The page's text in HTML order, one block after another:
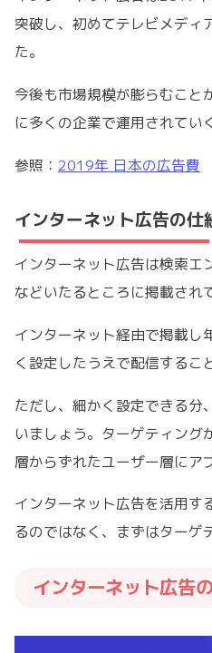
突破し、初めてテレビメディ
た。
今後も市場規模が膨らむこと
に多くの企業で運用されてい
参照： 2019年 日本の広告費
インターネット広告の仕
インターネット広告は検索エ
などいたるところに掲載され
インターネット経由で掲載し
く設定したうえで配信するこ
ただし、細かく設定できる分
いましょう。ターゲティング
層からずれたユーザー層にア
インターネット広告を活用す
るのではなく、まずはターゲ
インターネット広告